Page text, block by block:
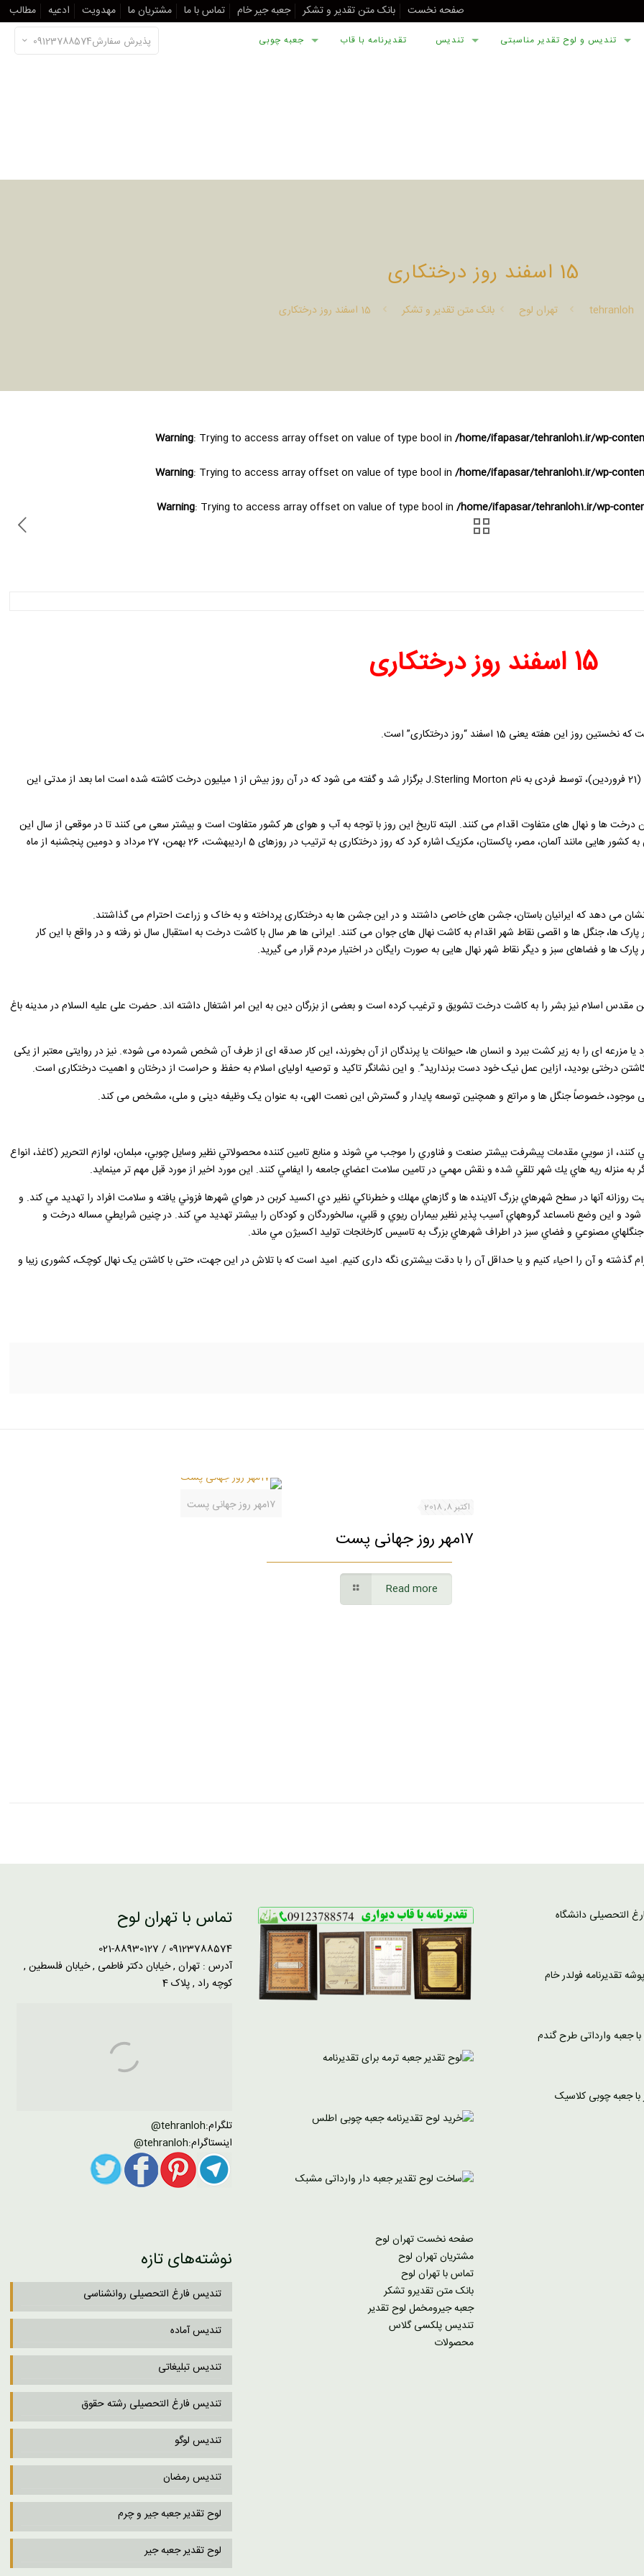
صفحه نخست بانک متن تقدیر و تشکر جعبه جیر خام تماس با ما مشتریان ما مهدویت ادعیه مطالب
تندیس و لوح تقدیر مناسبتی تندیس تقدیرنامه با قاب جعبه چوبی پذیرش سفارش09123788574
15 اسفند روز درختکاری
tehranloh تهران لوح بانک متن تقدیر و تشکر 15 اسفند روز درختکاری
Warning: Trying to access array offset on value of type bool in /home/ifapasar/tehranloh1.ir/wp-
Warning: Trying to access array offset on value of type bool in /home/ifapasar/tehranloh1.ir/wp-
Warning: Trying to access array offset on value of type bool in /home/ifapasar/tehranloh1.ir/wp-
15 اسفند روز درختکاری
روز درختکاری ابتدا در سال 1872 و در ایالت نبراسکای آمریکا و در تاریخ 10 آوریل (21 فروردین)، توسط فردی به نام J.Sterling Morton برگزار شد و گفته می شود که در آن روز بیش از 1 میلیون درخت کاشته شده است اما بعد از مدتی این
درخت ها و نهال های متفاوت اقدام می کنند. البته تاریخ این روز با توجه به آب و هوای هر کشور متفاوت است و بیشتر سعی می کنند تا در موقعی از سال این
کار را انجام دهند که درخت قابلیت رشد کردن را داشته باشد. برای مثال می توان به کشور هایی مانند آلمان، مصر، پاکستان، مکزیک اشاره کرد که روز درختکاری به ترتیب در روزهای 5 اردیبهشت، 26 بهمن، 27 مرداد و دومین پنجشنبه از ماه
می ‌دهد که ایرانیان باستان، جشن های خاصی داشتند و در این جشن ها به درختکاری پرداخته و به خاک و زراعت احترام می‌ گذاشتند.
شود و مردم با حضور در پارک ها، جنگل ها و اقصی نقاط شهر اقدام به کاشت نهال های جوان می کنند. ایرانی ها هر سال با کاشت درخت به استقبال سال نو رفته و در واقع با این کار
پارک ها و فضاهای سبز و دیگر نقاط شهر نهال هایی به صورت رایگان در اختیار مردم قرار می گیرید.
اسلام نیز بشر را به کاشت درخت تشویق و ترغیب کرده است و بعضی از بزرگان دین به این امر اشتغال داشته اند. حضرت علی علیه السلام در مدینه باغ
یا مزرعه ای را به زیر کشت ببرد و انسان ها، حیوانات یا پرندگان از آن بخورند، این کار صدقه ای از طرف آن شخص شمرده می شود». نیز در روایتی معتبر از یکی
درختی بودید، ازاین عمل نیک خود دست برندارید”. و این نشانگر تاکید و توصیه اولیای اسلام به حفظ و حراست از درختان و اهمیت درختکاری است.
موجود، خصوصاً جنگل ها و مراتع و همچنین توسعه پایدار و گسترش این نعمت الهی، به عنوان یک وظیفه دینی و ملی، مشخص می کند.
از سويي مقدمات پيشرفت بيشتر صنعت و فناوري را موجب مي شوند و منابع تامين كننده محصولاتي نظير وسايل چوبي، مبلمان، لوازم التحرير (كاغذ، انواع
ريه هاي يك شهر تلقي شده و نقش مهمي در تامين سلامت اعضاي جامعه را ايفامي كنند. اين مورد اخير از مورد قبل مهم تر مينمايد.
روزانه آنها در سطح شهرهاي بزرگ آلاينده ها و گازهاي مهلك و خطرناكي نظير دي اكسيد كربن در هواي شهرها فزوني يافته و سلامت افراد را تهديد مي كند. و
و اين وضع نامساعد گروههاي آسيب پذير نظير بيماران ريوي و قلبي، سالخوردگان و كودكان را بيشتر تهديد مي كند. در چنين شرايطي مساله درخت و
جنگلهاي مصنوعي و فضاي سبز در اطراف شهرهاي بزرگ به تاسيس كارخانجات توليد اكسيژن مي ماند.
گذشته و آن را احیاء کنیم و یا حداقل آن را با دقت بیشتری نگه داری کنیم. امید است که با تلاش در این جهت، حتی با کاشتن یک نهال کوچک، کشوری زیبا و
۱۷مهر روز جهانی پست اکتبر 8, 2018
۱۷مهر روز جهانی پست
Read more
صفحه نخست تهران لوح
مشتریان تهران لوح
تماس با تهران لوح
بانک متن تقدیرو تشکر
جعبه جیرومخمل لوح تقدیر
تندیس پلکسی گلاس
محصولات
تماس با تهران لوح
09123788574 / 021-88930127
آدرس : تهران , خیابان دکتر فاطمی , خیابان فلسطین ,
کوچه راد , پلاک 4
تلگرام:tehranloh@
اینستاگرام:tehranloh@
نوشته‌های تازه
تندیس فارغ التحصیلی روانشناسی
تندیس آماده
تندیس تبلیغاتی
تندیس فارغ التحصیلی رشته حقوق
تندیس لوگو
تندیس رمضان
لوح تقدیر جعبه جیر و چرم
لوح تقدیر جعبه جیر